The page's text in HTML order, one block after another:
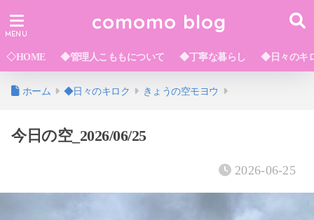
comomo blog
◇HOME ◆管理人こももについて ◆丁寧な暮らし ◆日々のキ
ホーム ◆日々のキロク きょうの空モヨウ
今日の空_2026/06/25
2026-06-25